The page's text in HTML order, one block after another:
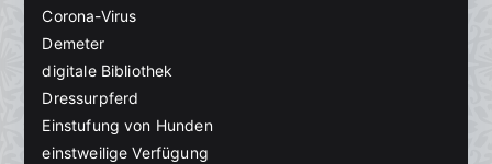
Corona-Virus
Demeter
digitale Bibliothek
Dressurpferd
Einstufung von Hunden
einstweilige Verfügung